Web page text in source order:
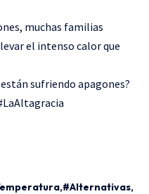
muchas familias
el intenso calor que
sufriendo apagones?
#Alternativas